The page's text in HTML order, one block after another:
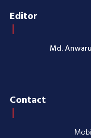
Editor
Md.
Contact